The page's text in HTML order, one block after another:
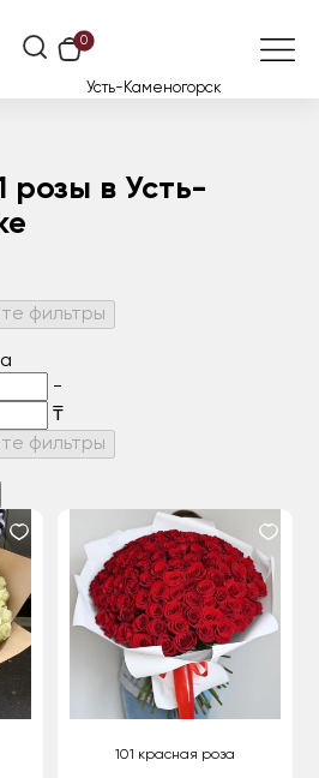
0
Усть-Каменогорск
розы в Усть-
фильтры
-
₸
фильтры
101 красная роза